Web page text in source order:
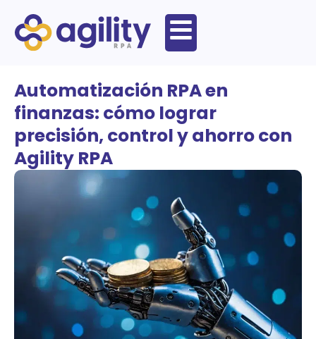
Automatización RPA en
finanzas: cómo lograr
precisión, control y ahorro con
Agility RPA